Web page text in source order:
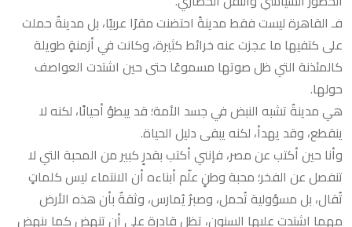
فـ القاهرة ليست فقط مدينةً احتضنت مقرًا عربيًا، بل مدينةٌ حملت
على كتفيها ما عجزت عنه خرائط كثيرة، وكانت في أزمنةٍ طويلة
كالمئذنة التي ظل صوتها مسموعًا حتى حين اشتدت العواصف
حولها.
هي مدينةٌ تشبه النبض في جسد الأمة؛ قد يبطؤ أحيانًا، لكنه لا
ينقطع، وقد يهدأ، لكنه يبقى دليل الحياة.
وأنا حين أكتب عن مصر، فإنني أكتب بقدرٍ كبير من المحبة التي لا
تنفصل عن الفخر؛ محبة وطنٍ علّم أبناءه أن الانتماء ليس كلماتٍ
تُقال، بل مسؤولية تُحمل، وصبرٌ يُمارس، وثقةٌ بأن هذه الأرض
مهما اشتدت عليها السنون، تظل قادرة على أن تنهض كما ينهض